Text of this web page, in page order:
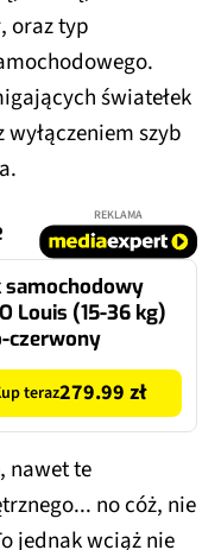
oraz typ
światełek
szyb
samochodowy
Louis (15-36 kg)
czerwony
teraz279.99 zł
nawet te
no cóż, nie
jednak wciąż nie